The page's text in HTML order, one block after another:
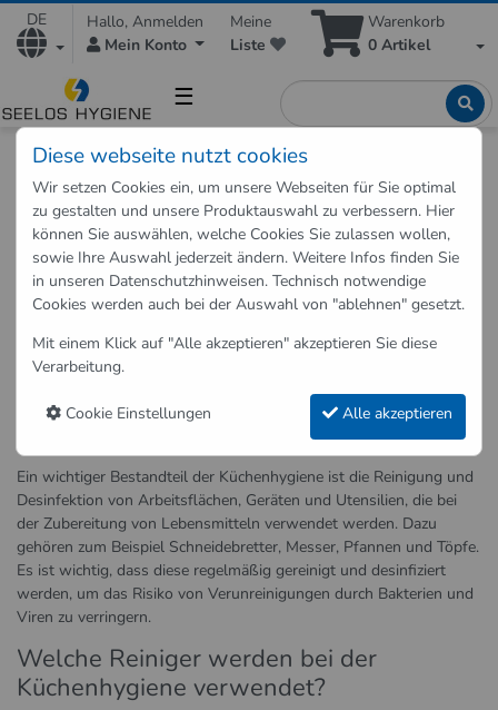
DE
Hallo, Anmelden
Mein Konto
Meine
Liste
Warenkorb
0 Artikel
☰
Shop Hygieneartikel Küchenhygiene
Küchenhygiene und Küchenreiniger
Küchenhygiene und Küchenreiniger kaufen
Küchenhygiene und Küchenreiniger
Küchenreinigern ergriffen werden, um sicherzustellen, dass die
Küche eines Unternehmens sauber und hygienisch ist. Dies
beinhaltet sowohl die Reinigung und Desinfektion von Oberflächen
als auch die Einhaltung von hygienischen Verfahren bei der
Zubereitung und Lagerung von Lebensmitteln.
Ein wichtiger Bestandteil der Küchenhygiene ist die Reinigung und
Desinfektion von Arbeitsflächen, Geräten und Utensilien, die bei
der Zubereitung von Lebensmitteln verwendet werden. Dazu
gehören zum Beispiel Schneidebretter, Messer, Pfannen und Töpfe.
Es ist wichtig, dass diese regelmäßig gereinigt und desinfiziert
werden, um das Risiko von Verunreinigungen durch Bakterien und
Viren zu verringern.
Welche Reiniger werden bei der
Küchenhygiene verwendet?
Diese webseite nutzt cookies
Wir setzen Cookies ein, um unsere Webseiten für Sie optimal
zu gestalten und unsere Produktauswahl zu verbessern. Hier
können Sie auswählen, welche Cookies Sie zulassen wollen,
sowie Ihre Auswahl jederzeit ändern. Weitere Infos finden Sie
in unseren Datenschutzhinweisen. Technisch notwendige
Cookies werden auch bei der Auswahl von "ablehnen" gesetzt.
Mit einem Klick auf "Alle akzeptieren" akzeptieren Sie diese
Verarbeitung.
Cookie Einstellungen Alle akzeptieren